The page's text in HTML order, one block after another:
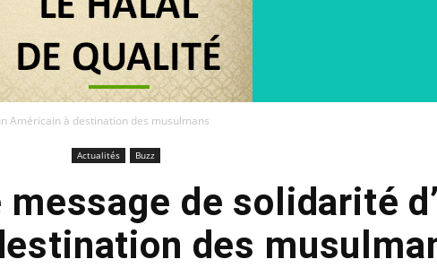
Américain à destination des musulmans
Actualités Buzz
de solidarité
des